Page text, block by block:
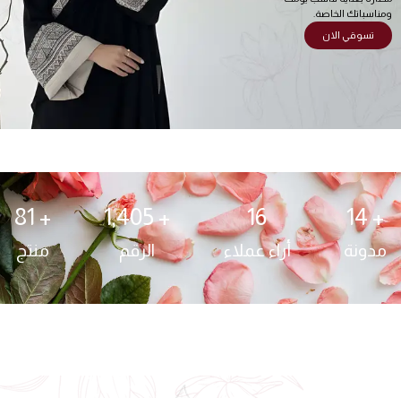
ومناسباتك الخاصة.
تسوقي الان
مدونة
+
14
أراء عملاء
16
الرقم
+
1,405
منتج
+
81